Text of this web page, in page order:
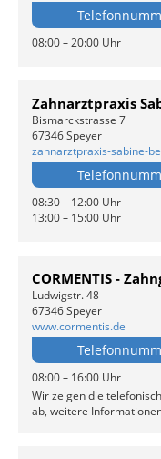
08:00 – 20:00 Uhr
Zahnarztpraxis
Bismarckstrasse 7
67346 Speyer
zahnarztpraxis-sabine-
08:30 – 12:00 Uhr
13:00 – 15:00 Uhr
CORMENTIS -
Ludwigstr. 48
67346 Speyer
www.cormentis.de
08:00 – 16:00 Uhr
Wir zeigen die
ab, weitere